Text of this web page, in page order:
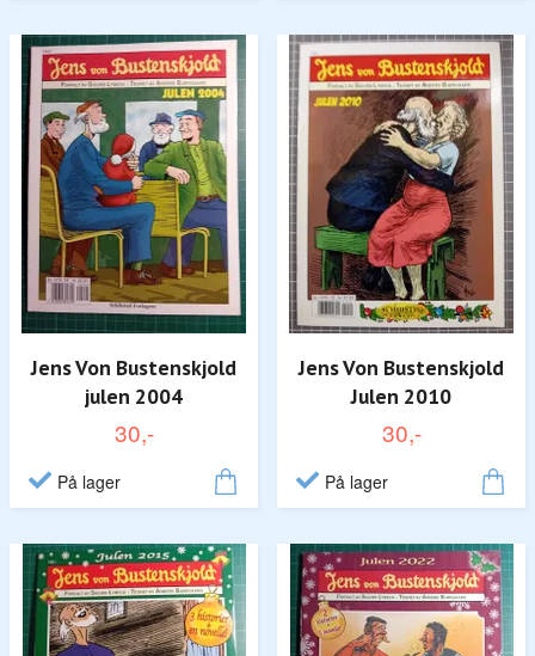
Jens Von Bustenskjold
julen 2004
30,-
På lager
Jens Von Bustenskjold
Julen 2010
30,-
På lager